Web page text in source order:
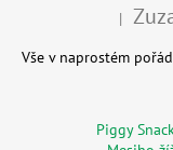
|
Vše v naprostém
Piggy